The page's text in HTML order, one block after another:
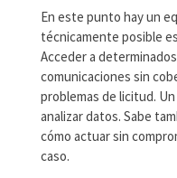
En este punto hay un
técnicamente posible
Acceder a
comunicaciones sin
problemas de licitud.
analizar datos. Sabe
cómo actuar sin
caso.